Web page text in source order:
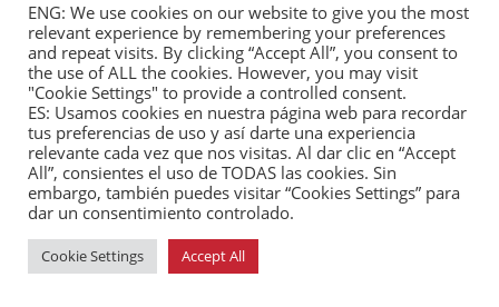
marzo 27, 2024 /
China donará cerca de US$280 millones para
infraestructura educativa en Honduras
Honduras 🇭🇳
marzo 27, 2024 /
BYD y Raízen colaboran en la construcción de
nueve plantas fotovoltaicas en Brasil
ENG: We use cookies on our website to give you the most
relevant experience by remembering your preferences
and repeat visits. By clicking “Accept All”, you consent to
the use of ALL the cookies. However, you may visit
"Cookie Settings" to provide a controlled consent.
ES: Usamos cookies en nuestra página web para recordar
tus preferencias de uso y así darte una experiencia
relevante cada vez que nos visitas. Al dar clic en “Accept
All”, consientes el uso de TODAS las cookies. Sin
embargo, también puedes visitar “Cookies Settings” para
dar un consentimiento controlado.
Cookie Settings Accept All